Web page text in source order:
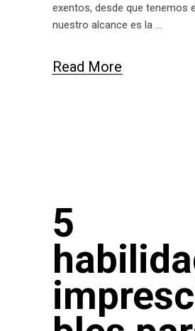
exentos, desde que tenemos
nuestro alcance es la
Read More
5